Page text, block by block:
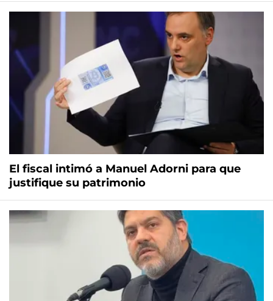
El fiscal intimó a Manuel Adorni para que
justifique su patrimonio